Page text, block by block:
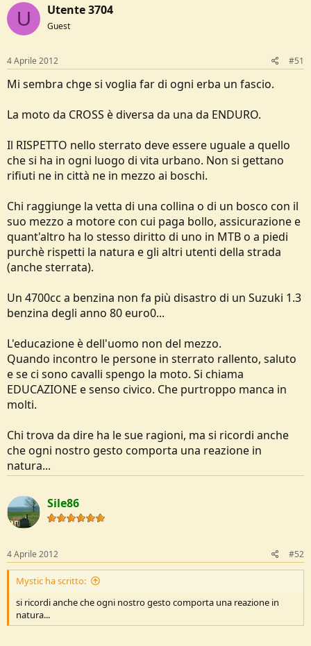
U Utente 3704
Guest
4 Aprile 2012 #51
Mi sembra chge si voglia far di ogni erba un fascio.
La moto da CROSS è diversa da una da ENDURO.
Il RISPETTO nello sterrato deve essere uguale a quello
che si ha in ogni luogo di vita urbano. Non si gettano
rifiuti ne in città ne in mezzo ai boschi.
Chi raggiunge la vetta di una collina o di un bosco con il
suo mezzo a motore con cui paga bollo, assicurazione e
quant'altro ha lo stesso diritto di uno in MTB o a piedi
purchè rispetti la natura e gli altri utenti della strada
(anche sterrata).
Un 4700cc a benzina non fa più disastro di un Suzuki 1.3
benzina degli anno 80 euro0...
L'educazione è dell'uomo non del mezzo.
Quando incontro le persone in sterrato rallento, saluto
e se ci sono cavalli spengo la moto. Si chiama
EDUCAZIONE e senso civico. Che purtroppo manca in
molti.
Chi trova da dire ha le sue ragioni, ma si ricordi anche
che ogni nostro gesto comporta una reazione in
natura...
Sile86
4 Aprile 2012 #52
Mystic ha scritto:
si ricordi anche che ogni nostro gesto comporta una reazione in
natura...